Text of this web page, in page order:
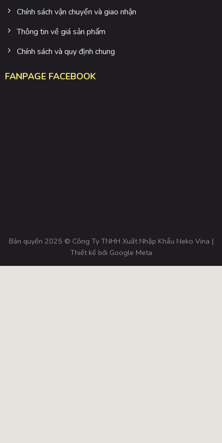
Chính sách vận chuyển và giao nhận
Thông tin về giá sản phẩm
Chính sách và quy định chung
FANPAGE FACEBOOK
Bản quyền 2025 © Công Ty TNHH Xuất Nhập Khẩu Neko Vina |
Thiết kế bởi Google Meta